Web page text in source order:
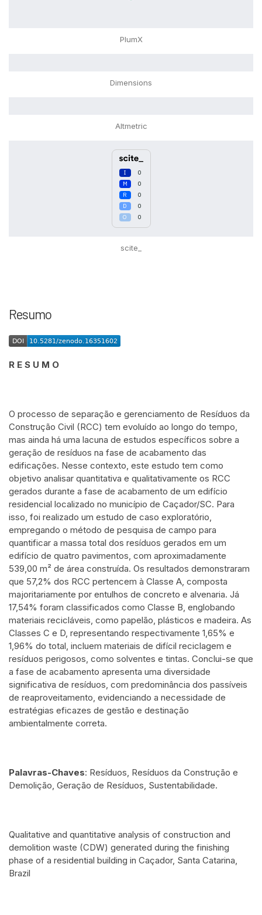
PlumX
Dimensions
Altmetric
0
0
0
0
0
Other
Scite shows how a scientific paper
has been cited by providing the
context of the citation, a
classification describing whether it
supports, mentions, or contrasts
the cited claim, and a label
indicating in which section the
citation was made.
scite_
Resumo
R E S U M O
O processo de separação e gerenciamento de Resíduos da
Construção Civil (RCC) tem evoluído ao longo do tempo,
mas ainda há uma lacuna de estudos específicos sobre a
geração de resíduos na fase de acabamento das
edificações. Nesse contexto, este estudo tem como
objetivo analisar quantitativa e qualitativamente os RCC
gerados durante a fase de acabamento de um edifício
residencial localizado no município de Caçador/SC. Para
isso, foi realizado um estudo de caso exploratório,
empregando o método de pesquisa de campo para
quantificar a massa total dos resíduos gerados em um
edifício de quatro pavimentos, com aproximadamente
539,00 m² de área construída. Os resultados demonstraram
que 57,2% dos RCC pertencem à Classe A, composta
majoritariamente por entulhos de concreto e alvenaria. Já
17,54% foram classificados como Classe B, englobando
materiais recicláveis, como papelão, plásticos e madeira. As
Classes C e D, representando respectivamente 1,65% e
1,96% do total, incluem materiais de difícil reciclagem e
resíduos perigosos, como solventes e tintas. Conclui-se que
a fase de acabamento apresenta uma diversidade
significativa de resíduos, com predominância dos passíveis
de reaproveitamento, evidenciando a necessidade de
estratégias eficazes de gestão e destinação
ambientalmente correta.
Palavras-Chaves: Resíduos, Resíduos da Construção e
Demolição, Geração de Resíduos, Sustentabilidade.
Qualitative and quantitative analysis of construction and
demolition waste (CDW) generated during the finishing
phase of a residential building in Caçador, Santa Catarina,
Brazil